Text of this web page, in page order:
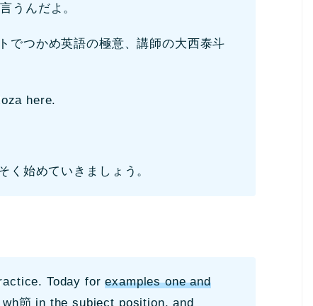
うんだよ。
でつかめ英語の極意、講師の大西泰斗
here.
く始めていきましょう。
Today forexamples one and
節 in the subject position, and